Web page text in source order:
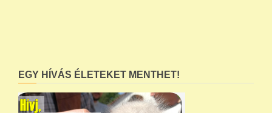
EGY HÍVÁS ÉLETEKET MENTHET!